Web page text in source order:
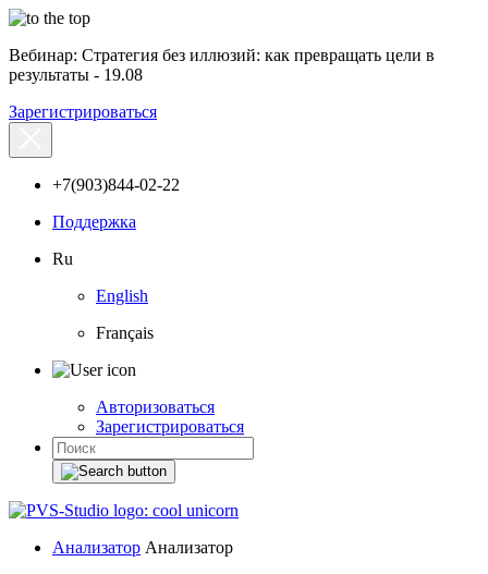
Вебинар: Стратегия без иллюзий: как превращать цели в
результаты - 19.08
Зарегистрироваться
+7(903)844-02-22
Поддержка
Ru
English
Français
Авторизоваться
Зарегистрироваться
Анализатор Анализатор